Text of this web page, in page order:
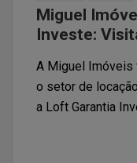
Miguel
Investe:
A Miguel Imóveis
o setor de
a Loft Garantia